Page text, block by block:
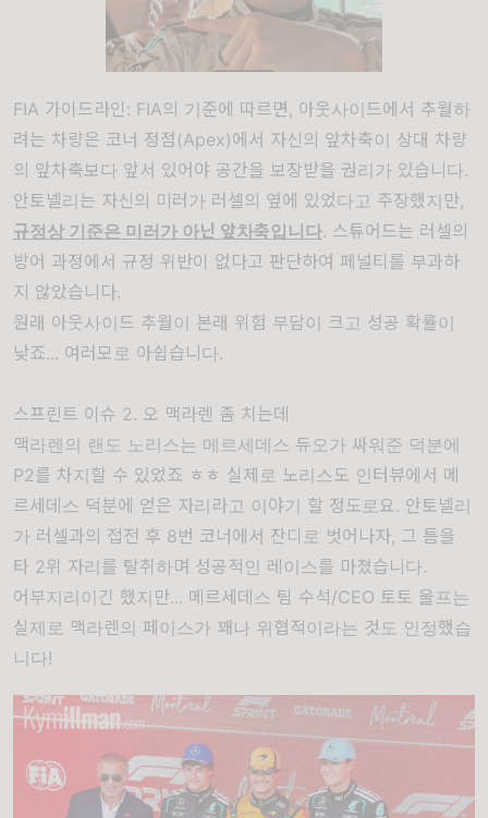
FIA 가이드라인: FIA의 기준에 따르면, 아웃사이드에서 추월하
려는 차량은 코너 정점(Apex)에서 자신의 앞차축이 상대 차량
의 앞차축보다 앞서 있어야 공간을 보장받을 권리가 있습니다.
안토넬리는 자신의 미러가 러셀의 옆에 있었다고 주장했지만,
규정상 기준은 미러가 아닌 앞차축입니다. 스튜어드는 러셀의
방어 과정에서 규정 위반이 없다고 판단하여 페널티를 부과하
지 않았습니다.
원래 아웃사이드 추월이 본래 위험 부담이 크고 성공 확률이
낮죠... 여러모로 아쉽습니다.
스프린트 이슈 2. 오 맥라렌 좀 치는데
맥라렌의 랜도 노리스는 메르세데스 듀오가 싸워준 덕분에
P2를 차지할 수 있었죠 ㅎㅎ 실제로 노리스도 인터뷰에서 메
르세데스 덕분에 얻은 자리라고 이야기 할 정도로요. 안토넬리
가 러셀과의 접전 후 8번 코너에서 잔디로 벗어나자, 그 틈을
타 2위 자리를 탈취하며 성공적인 레이스를 마쳤습니다.
어부지리이긴 했지만... 메르세데스 팀 수석/CEO 토토 울프는
실제로 맥라렌의 페이스가 꽤나 위협적이라는 것도 인정했습
니다!